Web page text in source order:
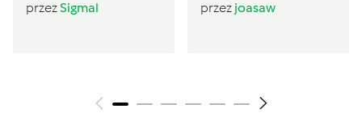
przezSigmal przez joasaw